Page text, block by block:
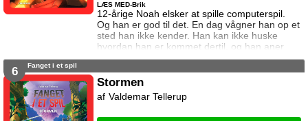
12-årige Noah elsker at spille computerspil.
Og han er god til det. En dag vågner han op et
sted han ikke kender. Han kan ikke huske
hvordan han er kommet dertil, og han aner
ikke hvordan han kommer hjem igen. Den
beskeder til ham. I denne bog vil uret have
det? Og hvad sker der hvis det mislykkes?
LÆS MED-Brik
6 Fanget i et spil
Stormen
Valdemar Tellerup